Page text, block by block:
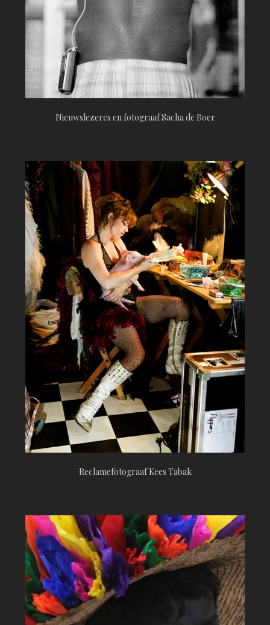
Nieuwslezeres en fotograaf Sacha de Boer
Reclamefotograaf Kees Tabak